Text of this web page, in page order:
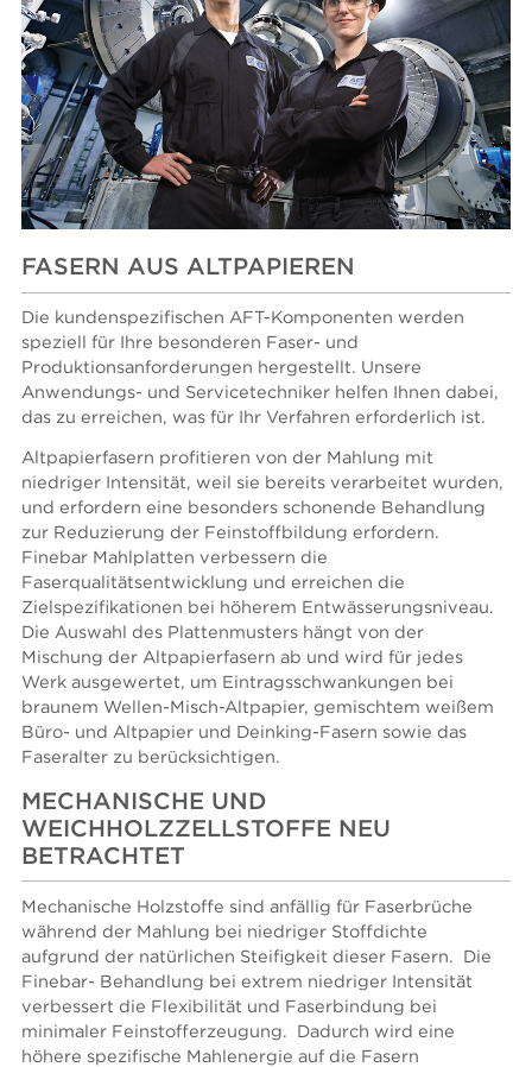
FASERN AUS ALTPAPIEREN
Die kundenspezifischen AFT-Komponenten werden
speziell für Ihre besonderen Faser- und
Produktionsanforderungen hergestellt. Unsere
Anwendungs- und Servicetechniker helfen Ihnen dabei,
das zu erreichen, was für Ihr Verfahren erforderlich ist.
Altpapierfasern profitieren von der Mahlung mit
niedriger Intensität, weil sie bereits verarbeitet wurden,
und erfordern eine besonders schonende Behandlung
zur Reduzierung der Feinstoffbildung erfordern.
Finebar Mahlplatten verbessern die
Faserqualitätsentwicklung und erreichen die
Zielspezifikationen bei höherem Entwässerungsniveau.
Die Auswahl des Plattenmusters hängt von der
Mischung der Altpapierfasern ab und wird für jedes
Werk ausgewertet, um Eintragsschwankungen bei
braunem Wellen-Misch-Altpapier, gemischtem weißem
Büro- und Altpapier und Deinking-Fasern sowie das
Faseralter zu berücksichtigen.
MECHANISCHE UND
WEICHHOLZZELLSTOFFE NEU
BETRACHTET
Mechanische Holzstoffe sind anfällig für Faserbrüche
während der Mahlung bei niedriger Stoffdichte
aufgrund der natürlichen Steifigkeit dieser Fasern. Die
Finebar- Behandlung bei extrem niedriger Intensität
verbessert die Flexibilität und Faserbindung bei
minimaler Feinstofferzeugung. Dadurch wird eine
höhere spezifische Mahlenergie auf die Fasern